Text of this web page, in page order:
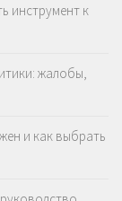
инструмент к
жалобы,
и как выбрать